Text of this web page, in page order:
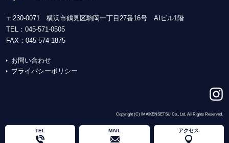
〒230-0071 横浜市鶴見区駒岡一丁目27番16号 AIビル1階
TEL： 045-571-0505
FAX：045-574-1875
お問い合わせ
プライバシーポリシー
Copyright (C) IMAIKENSETSU Co., Ltd. All Rights Reserved.
TEL MAIL アクセス